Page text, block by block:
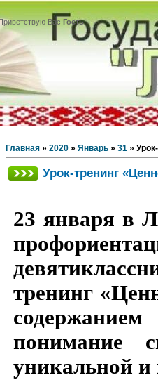
Вас Гость|
Главная » 2020 » Январь » 31 »
Урок-тренинг
23 января в
тренинг
понимание
уникальной и